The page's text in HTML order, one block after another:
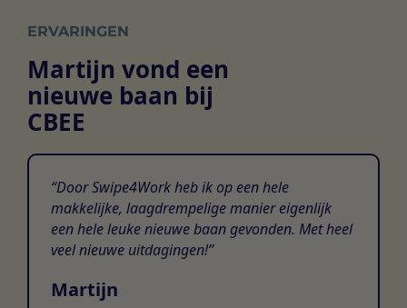
ERVARINGEN
Martijn vond een
nieuwe baan bij
CBEE
Door Swipe4Work heb ik op een hele
makkelijke, laagdrempelige manier eigenlijk
een hele leuke nieuwe baan gevonden. Met heel
veel nieuwe uitdagingen!
Martijn